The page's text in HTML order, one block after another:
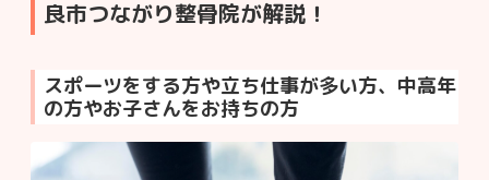
良市つながり整骨院が解説！
スポーツをする方や立ち仕事が多い方、中高年
の方やお子さんをお持ちの方